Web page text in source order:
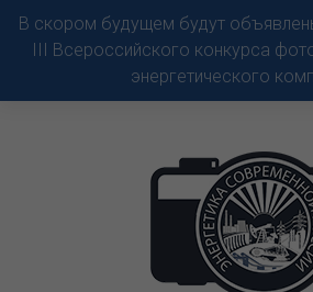
В скором будущем будут
III Всероссийского конкурса
энергетического